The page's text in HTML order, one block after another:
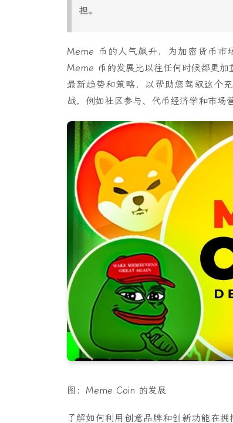
担。
Meme 币的人气飙升，为加密货币
Meme 币的发展比以往任何时候都更
最新趋势和策略，以帮助您驾驭这个
战，例如社区参与、代币经济学和市场
图：Meme Coin 的发展
了解如何利用创意品牌和创新功能在